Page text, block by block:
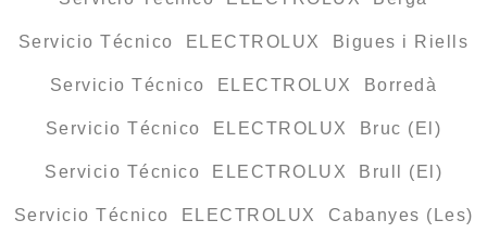
Servicio Técnico ELECTROLUX Bigues i Riells
Servicio Técnico ELECTROLUX Borredà
Servicio Técnico ELECTROLUX Bruc (El)
Servicio Técnico ELECTROLUX Brull (El)
Servicio Técnico ELECTROLUX Cabanyes (Les)